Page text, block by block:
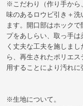
※こだわり（作り手から
味のあるロウビ引き＋
ます。開口部はホック
プをあしらい、取っ手
く丈夫な工夫を施しま
ら、再生されたポリエ
用することにより汚れに
※生地について。